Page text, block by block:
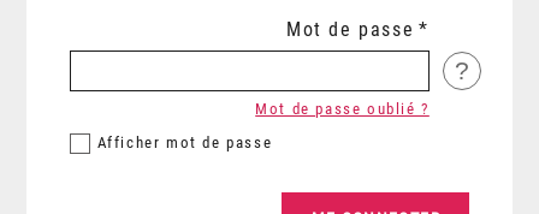
Mot de passe
?
Afficher mot de passe
Mot de passe oublié ?